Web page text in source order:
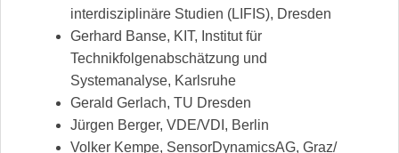
interdisziplinäre Studien (LIFIS), Dresden
Gerhard Banse, KIT, Institut für
Technikfolgenabschätzung und
Systemanalyse, Karlsruhe
Gerald Gerlach, TU Dresden
Jürgen Berger, VDE/VDI, Berlin
Volker Kempe, SensorDynamicsAG, Graz/